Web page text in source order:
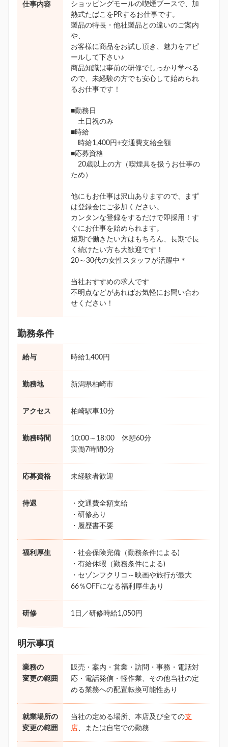
仕事内容
ショッピングモールの喫煙ブースで、加
熱式たばこをPRするお仕事です。
製品の特長・他社製品との違いのご案内
や、
お客様に商品をお試し頂き、魅力をアピ
ールして下さい♪
商品知識は事前の研修でしっかり学べる
ので、未経験の方でも安心して始められ
るお仕事です！
■勤務日
土日祝のみ
■時給
時給1,400円+交通費支給全額
■応募資格
20歳以上の方（喫煙具を扱うお仕事の
ため）
他にもお仕事は沢山ありますので、まず
は登録会にご参加ください。
カンタンな登録をするだけで即採用！す
ぐにお仕事を始められます。
短期で働きたい方はもちろん、長期で長
く続けたい方も大歓迎です！
20～30代の女性スタッフが活躍中＊
当社おすすめの求人です
不明点などがあればお気軽にお問い合わ
せください！
勤務条件
給与 時給1,400円
勤務地 新潟県柏崎市
アクセス 柏崎駅車10分
勤務時間
10:00～18:00 休憩60分
実働7時間0分
応募資格 未経験者歓迎
待遇
・交通費全額支給
・研修あり
・履歴書不要
福利厚生
・社会保険完備（勤務条件による)
・有給休暇（勤務条件による)
・セゾンフクリコ～映画や旅行が最大
66％OFFになる福利厚生あり
研修 1日／研修時給1,050円
明示事項
業務の
変更の範囲
販売・案内・営業・訪問・事務・電話対
応・電話発信・軽作業、その他当社の定
める業務への配置転換可能性あり
就業場所の
変更の範囲
当社の定める場所、本店及び全ての支
店、または自宅での勤務